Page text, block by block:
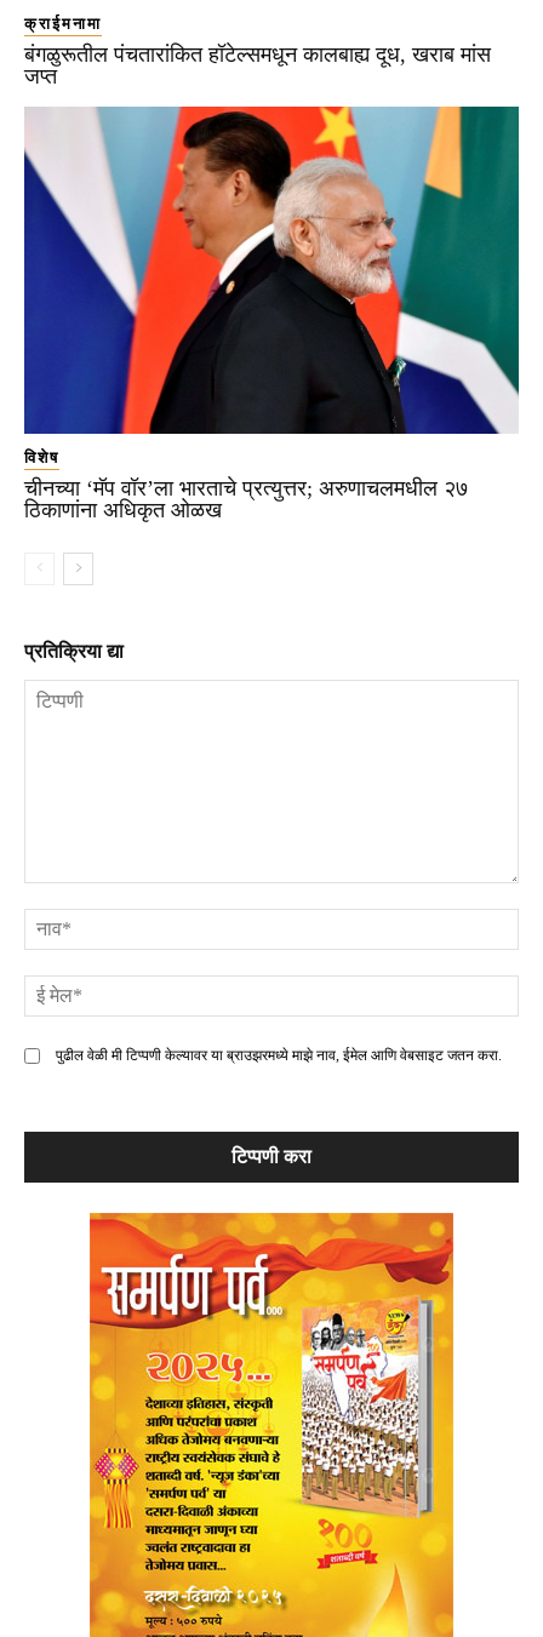
क्राईमनामा
बंगळुरूतील पंचतारांकित हॉटेल्समधून कालबाह्य दूध, खराब मांस
जप्त
विशेष
चीनच्या ‘मॅप वॉर’ला भारताचे प्रत्युत्तर; अरुणाचलमधील २७
ठिकाणांना अधिकृत ओळख
प्रतिक्रिया द्या
पुढील वेळी मी टिप्पणी केल्यावर या ब्राउझरमध्ये माझे नाव, ईमेल आणि वेबसाइट जतन करा.